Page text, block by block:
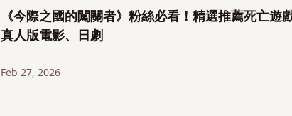
《今際之國的闖關者》粉絲必看！精選推薦死亡遊
真人版電影、日劇
Feb 27, 2026